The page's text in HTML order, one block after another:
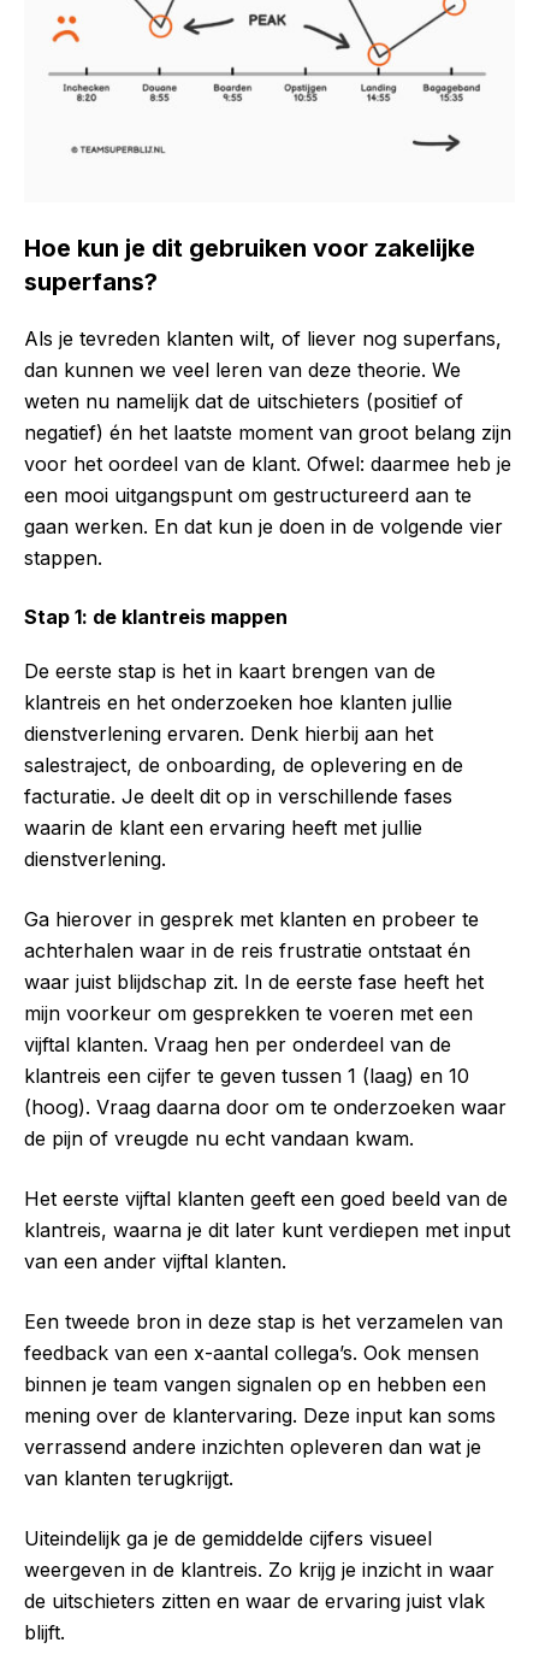
Hoe kun je dit gebruiken voor zakelijke
superfans?
Als je tevreden klanten wilt, of liever nog superfans,
dan kunnen we veel leren van deze theorie. We
weten nu namelijk dat de uitschieters (positief of
negatief) én het laatste moment van groot belang zijn
voor het oordeel van de klant. Ofwel: daarmee heb je
een mooi uitgangspunt om gestructureerd aan te
gaan werken. En dat kun je doen in de volgende vier
stappen.
Stap 1: de klantreis mappen
De eerste stap is het in kaart brengen van de
klantreis en het onderzoeken hoe klanten jullie
dienstverlening ervaren. Denk hierbij aan het
salestraject, de onboarding, de oplevering en de
facturatie. Je deelt dit op in verschillende fases
waarin de klant een ervaring heeft met jullie
dienstverlening.
Ga hierover in gesprek met klanten en probeer te
achterhalen waar in de reis frustratie ontstaat én
waar juist blijdschap zit. In de eerste fase heeft het
mijn voorkeur om gesprekken te voeren met een
vijftal klanten. Vraag hen per onderdeel van de
klantreis een cijfer te geven tussen 1 (laag) en 10
(hoog). Vraag daarna door om te onderzoeken waar
de pijn of vreugde nu echt vandaan kwam.
Het eerste vijftal klanten geeft een goed beeld van de
klantreis, waarna je dit later kunt verdiepen met input
van een ander vijftal klanten.
Een tweede bron in deze stap is het verzamelen van
feedback van een x-aantal collega’s. Ook mensen
binnen je team vangen signalen op en hebben een
mening over de klantervaring. Deze input kan soms
verrassend andere inzichten opleveren dan wat je
van klanten terugkrijgt.
Uiteindelijk ga je de gemiddelde cijfers visueel
weergeven in de klantreis. Zo krijg je inzicht in waar
de uitschieters zitten en waar de ervaring juist vlak
blijft.